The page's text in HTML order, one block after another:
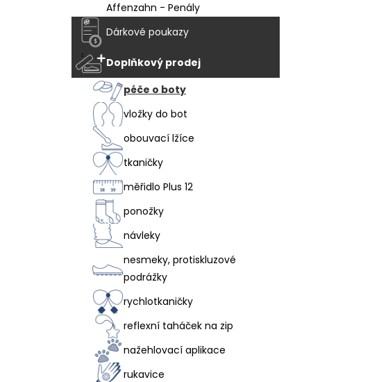
Affenzahn - Penály
Dárkové poukazy
Doplňkový prodej
péče o boty
vložky do bot
obouvací lžíce
tkaničky
měřidlo Plus 12
ponožky
návleky
nesmeky, protiskluzové
podrážky
rychlotkaničky
reflexní taháček na zip
nažehlovací aplikace
rukavice